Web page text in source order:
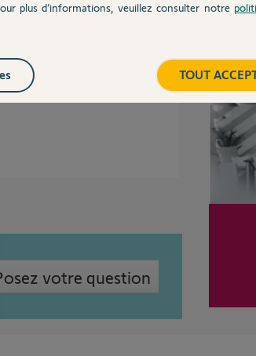
procédure
Connecté.
votre question
plus d’informations, veuillez consulter notre
TOUT